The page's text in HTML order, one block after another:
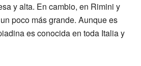
y alta. En cambio, en Rimini y
poco más grande. Aunque es
es conocida en toda Italia y